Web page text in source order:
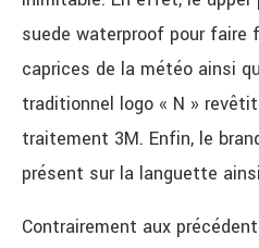
suede waterproof pour
caprices de la météo ainsi
traditionnel logo « N »
traitement 3M. Enfin, le
présent sur la languette
Contrairement aux